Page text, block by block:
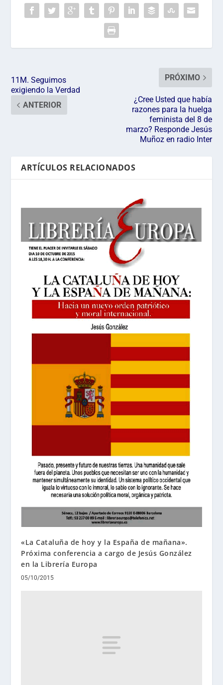
11M. Seguimos
exigiendo la Verdad
ANTERIOR
PRÓXIMO
¿Cree Usted que había
razones para la huelga
feminista del 8 de
marzo? Responde Jesús
Muñoz en radio Inter
ARTÍCULOS RELACIONADOS
«La Cataluña de hoy y la España de mañana».
Próxima conferencia a cargo de Jesús González
en la Librería Europa
05/10/2015